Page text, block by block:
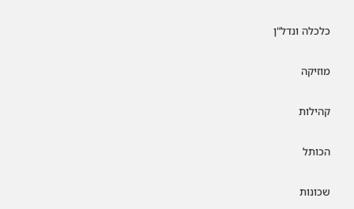
כלכלה ונדל"ן
מוזיקה
קהילות
הכותל
שכונות